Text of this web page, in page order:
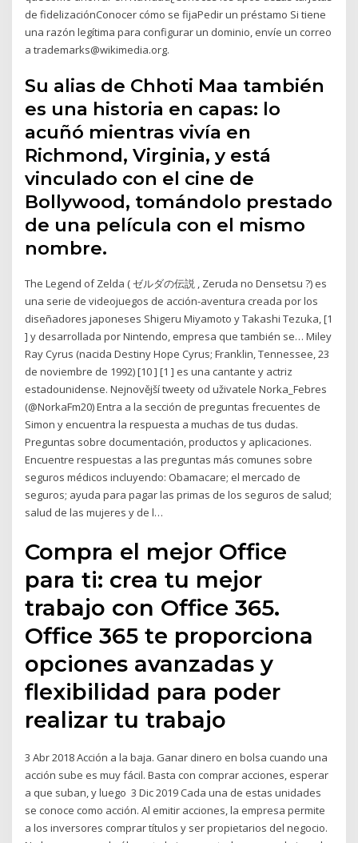
de fidelizaciónConocer cómo se fijaPedir un préstamo Si tiene
una razón legítima para configurar un dominio, envíe un correo
a trademarks@wikimedia.org.
Su alias de Chhoti Maa también
es una historia en capas: lo
acuñó mientras vivía en
Richmond, Virginia, y está
vinculado con el cine de
Bollywood, tomándolo prestado
de una película con el mismo
nombre.
The Legend of Zelda ( ゼルダの伝説 , Zeruda no Densetsu ?) es
una serie de videojuegos de acción-aventura creada por los
diseñadores japoneses Shigeru Miyamoto y Takashi Tezuka, [1
] y desarrollada por Nintendo, empresa que también se… Miley
Ray Cyrus (nacida Destiny Hope Cyrus; Franklin, Tennessee, 23
de noviembre de 1992) [10 ] [1 ] es una cantante y actriz
estadounidense. Nejnovější tweety od uživatele Norka_Febres
(@NorkaFm20) Entra a la sección de preguntas frecuentes de
Simon y encuentra la respuesta a muchas de tus dudas.
Preguntas sobre documentación, productos y aplicaciones.
Encuentre respuestas a las preguntas más comunes sobre
seguros médicos incluyendo: Obamacare; el mercado de
seguros; ayuda para pagar las primas de los seguros de salud;
salud de las mujeres y de l…
Compra el mejor Office
para ti: crea tu mejor
trabajo con Office 365.
Office 365 te proporciona
opciones avanzadas y
flexibilidad para poder
realizar tu trabajo
3 Abr 2018 Acción a la baja. Ganar dinero en bolsa cuando una
acción sube es muy fácil. Basta con comprar acciones, esperar
a que suban, y luego 3 Dic 2019 Cada una de estas unidades
se conoce como acción. Al emitir acciones, la empresa permite
a los inversores comprar títulos y ser propietarios del negocio.